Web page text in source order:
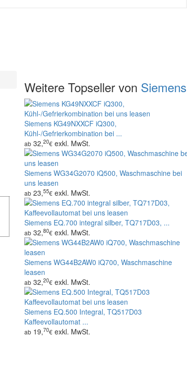
Weitere Topseller von Siemens
Siemens KG49NXXCF iQ300,
Kühl-/Gefrierkombination bei ...
ab32,20€ exkl. MwSt.
Siemens WG34G2070 iQ500, Waschmaschine bei
uns leasen
ab23,55€ exkl. MwSt.
Siemens EQ.700 integral silber, TQ717D03, ...
ab32,80€ exkl. MwSt.
Siemens WG44B2AW0 iQ700, Waschmaschine
leasen
ab32,20€ exkl. MwSt.
Siemens EQ.500 Integral, TQ517D03
Kaffeevollautomat ...
ab19,70€ exkl. MwSt.